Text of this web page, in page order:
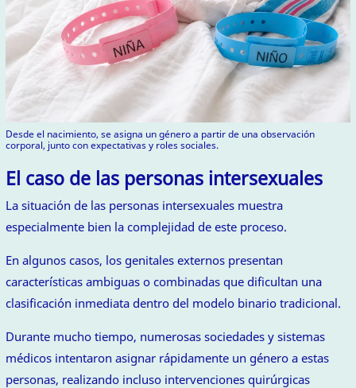
Desde el nacimiento, se asigna un género a partir de una observación
corporal, junto con expectativas y roles sociales.
El caso de las personas intersexuales
La situación de las personas intersexuales muestra
especialmente bien la complejidad de este proceso.
En algunos casos, los genitales externos presentan
características ambiguas o combinadas que dificultan una
clasificación inmediata dentro del modelo binario tradicional.
Durante mucho tiempo, numerosas sociedades y sistemas
médicos intentaron asignar rápidamente un género a estas
personas, realizando incluso intervenciones quirúrgicas